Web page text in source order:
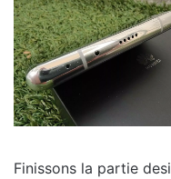
Finissons la partie